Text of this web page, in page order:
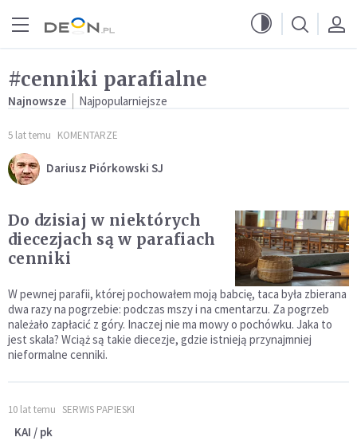
#cenniki parafialne
Najnowsze Najpopularniejsze
5 lat temu KOMENTARZE
Dariusz Piórkowski SJ
Do dzisiaj w niektórych
diecezjach są w parafiach
cenniki
W pewnej parafii, której pochowałem moją babcię, taca była zbierana
dwa razy na pogrzebie: podczas mszy i na cmentarzu. Za pogrzeb
należało zapłacić z góry. Inaczej nie ma mowy o pochówku. Jaka to
jest skala? Wciąż są takie diecezje, gdzie istnieją przynajmniej
nieformalne cenniki.
10 lat temu SERWIS PAPIESKI
KAI / pk